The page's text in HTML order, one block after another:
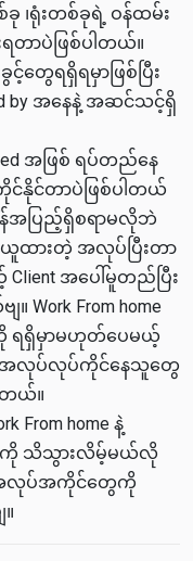
ခု ၊ရုံးတစ်ခုရဲ့ ဝန်ထမ်း
ရတာပဲဖြစ်ပါတယ်။
တွေရရှိရမှာဖြစ်ပြီး
by အနေနဲ့ အဆင်သင့်ရှိ
အဖြစ် ရပ်တည်နေ
နိုင်တာပဲဖြစ်ပါတယ်
ျိန်အပြည့်ရှိစရာမလိုဘဲ
ထားတဲ့ အလုပ်ပြီးတာ
အပေါ်မူတည်ပြီး
Work From home
ရရှိမှာမဟုတ်ပေမယ့်
အလုပ်လုပ်ကိုင်နေသူတွေ
တယ်။
home နဲ့
းမှုကို သိသွားလိမ့်မယ်လို
လုပ်အကိုင်တွေကို